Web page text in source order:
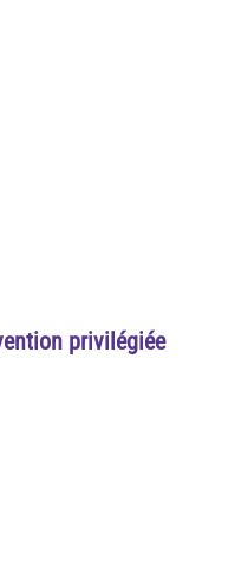
privilégiée